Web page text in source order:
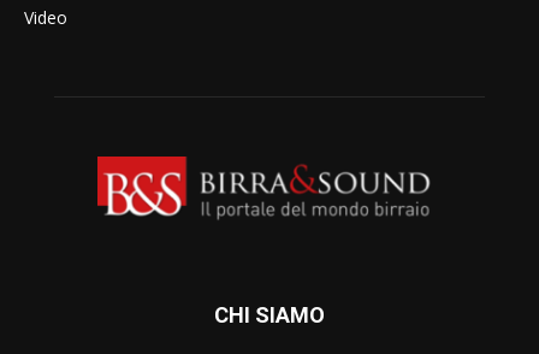
Video
CHI SIAMO